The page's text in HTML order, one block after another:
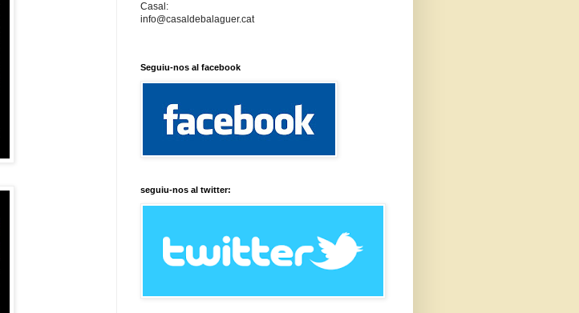
Casal:
info@casaldebalaguer.cat
Seguiu-nos al facebook
seguiu-nos al twitter: